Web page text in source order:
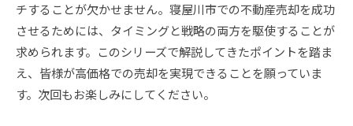
チすることが欠かせません。寝屋川市での不動産売却を成功
させるためには、タイミングと戦略の両方を駆使することが
求められます。このシリーズで解説してきたポイントを踏ま
え、皆様が高価格での売却を実現できることを願っていま
す。次回もお楽しみにしてください。